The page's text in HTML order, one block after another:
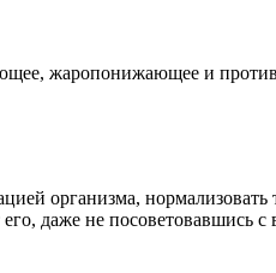
жаропонижающее и
нормализовать
даже не посоветовавшись с